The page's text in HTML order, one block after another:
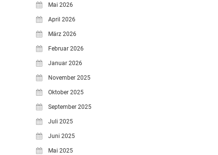
Mai 2026
April 2026
März 2026
Februar 2026
Januar 2026
November 2025
Oktober 2025
September 2025
Juli 2025
Juni 2025
Mai 2025